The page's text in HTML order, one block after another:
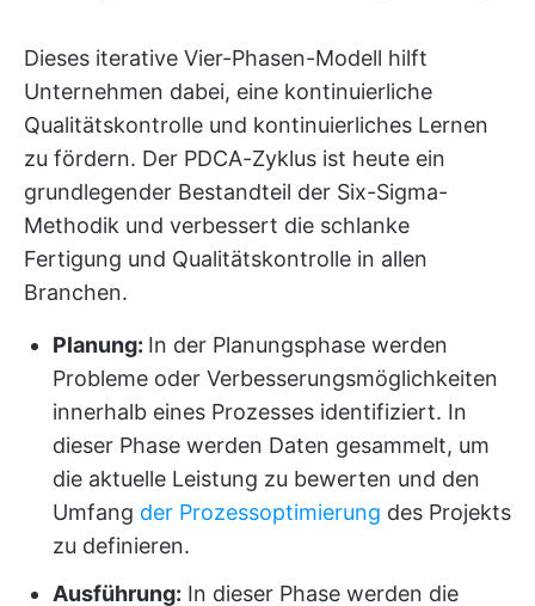
Dieses iterative Vier-Phasen-Modell hilft
Unternehmen dabei, eine kontinuierliche
Qualitätskontrolle und kontinuierliches Lernen
zu fördern. Der PDCA-Zyklus ist heute ein
grundlegender Bestandteil der Six-Sigma-
Methodik und verbessert die schlanke
Fertigung und Qualitätskontrolle in allen
Branchen.
Planung: In der Planungsphase werden
Probleme oder Verbesserungsmöglichkeiten
innerhalb eines Prozesses identifiziert. In
dieser Phase werden Daten gesammelt, um
die aktuelle Leistung zu bewerten und den
Umfang der Prozessoptimierung des Projekts
zu definieren.
Ausführung: In dieser Phase werden die